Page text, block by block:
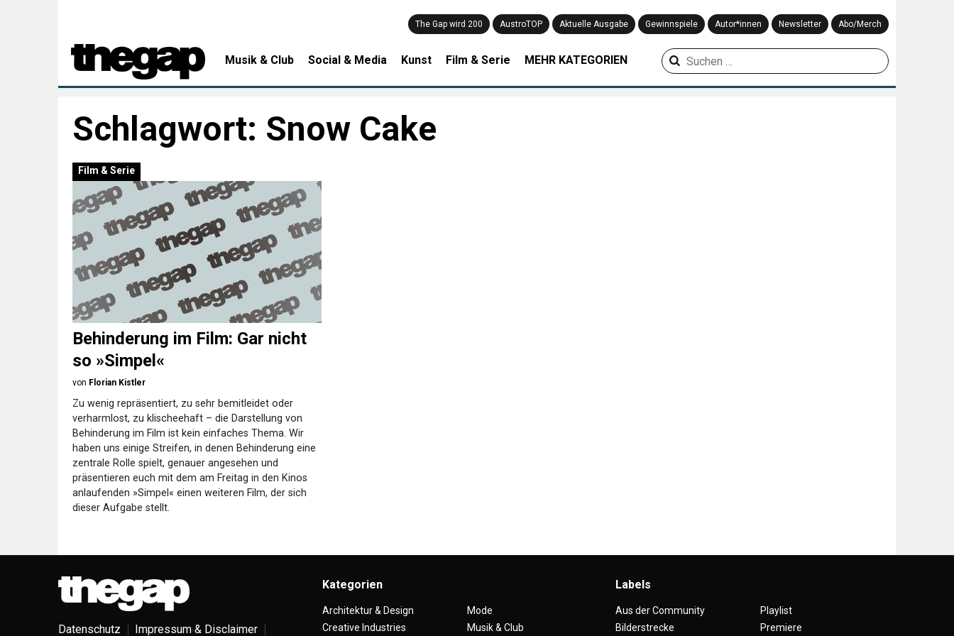
The Gap wird 200 AustroTOP Aktuelle Ausgabe Gewinnspiele Autor*innen Newsletter Abo/Merch
Musik & Club Social & Media Kunst Film & Serie MEHR KATEGORIEN
Suchen
nach:
Schlagwort: Snow Cake
Film & Serie
Behinderung im Film: Gar nicht
so »Simpel«
von Florian Kistler
Zu wenig repräsentiert, zu sehr bemitleidet oder
verharmlost, zu klischeehaft – die Darstellung von
Behinderung im Film ist kein einfaches Thema. Wir
haben uns einige Streifen, in denen Behinderung eine
zentrale Rolle spielt, genauer angesehen und
präsentieren euch mit dem am Freitag in den Kinos
anlaufenden »Simpel« einen weiteren Film, der sich
dieser Aufgabe stellt.
Datenschutz Impressum & Disclaimer
Kategorien
Architektur & Design
Creative Industries
Mode
Musik & Club
Labels
Aus der Community
Bilderstrecke
Playlist
Premiere